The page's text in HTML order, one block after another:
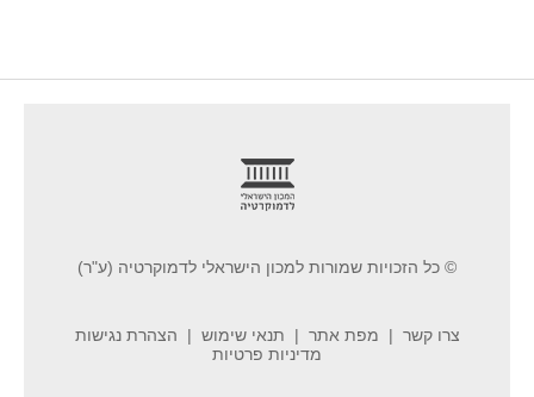
© כל הזכויות שמורות למכון הישראלי לדמוקרטיה (ע"ר)
צרו קשר מפת אתר תנאי שימוש
הצהרת נגישות
מדיניות פרטיות